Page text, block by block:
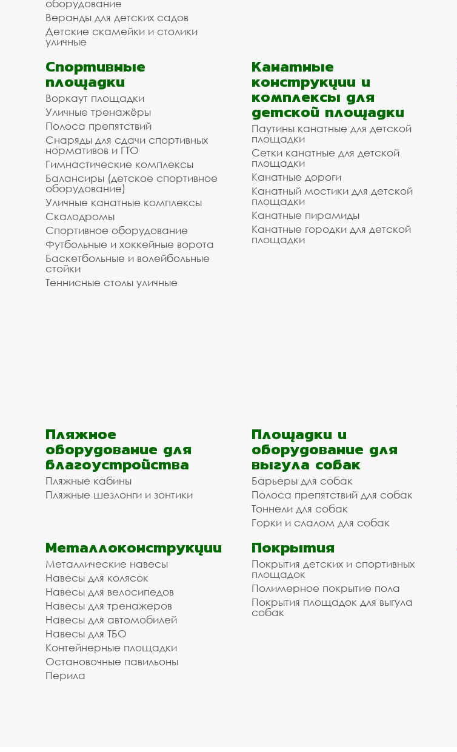
оборудование
Веранды для детских садов
Детские скамейки и столики
уличные
Спортивные
площадки
Воркаут площадки
Уличные тренажёры
Полоса препятствий
Снаряды для сдачи спортивных
нормативов и ГТО
Гимнастические комплексы
Балансиры (детское спортивное
оборудование)
Уличные канатные комплексы
Скалодромы
Спортивное оборудование
Футбольные и хоккейные ворота
Баскетбольные и волейбольные
стойки
Теннисные столы уличные
Канатные
конструкции и
комплексы для
детской площадки
Паутины канатные для детской
площадки
Сетки канатные для детской
площадки
Канатные дороги
Канатный мостики для детской
площадки
Канатные пирамиды
Канатные городки для детской
площадки
Пляжное
оборудование для
благоустройства
Пляжные кабины
Пляжные шезлонги и зонтики
Площадки и
оборудование для
выгула собак
Барьеры для собак
Полоса препятствий для собак
Тоннели для собак
Горки и слалом для собак
Металлоконструкции
Металлические навесы
Навесы для колясок
Навесы для велосипедов
Навесы для тренажеров
Навесы для автомобилей
Навесы для ТБО
Контейнерные площадки
Остановочные павильоны
Перила
Покрытия
Покрытия детских и спортивных
площадок
Полимерное покрытие пола
Покрытия площадок для выгула
собак